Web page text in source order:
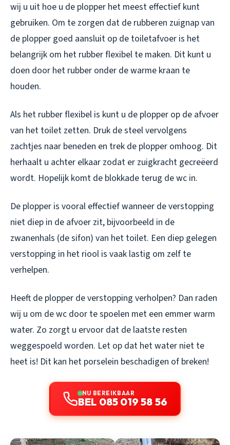
wij u uit hoe u de plopper het meest effectief kunt
gebruiken. Om te zorgen dat de rubberen zuignap van
de plopper goed aansluit op de toiletafvoer is het
belangrijk om het rubber flexibel te maken. Dit kunt u
doen door het rubber onder de warme kraan te
houden.
Als het rubber flexibel is kunt u de plopper op de afvoer
van het toilet zetten. Druk de steel vervolgens
zachtjes naar beneden en trek de plopper omhoog. Dit
herhaalt u achter elkaar zodat er zuigkracht gecreëerd
wordt. Hopelijk komt de blokkade terug de wc in.
De plopper is vooral effectief wanneer de verstopping
niet diep in de afvoer zit, bijvoorbeeld in de
zwanenhals (de sifon) van het toilet. Een diep gelegen
verstopping in het riool is vaak lastig om zelf te
verhelpen.
Heeft de plopper de verstopping verholpen? Dan raden
wij u om de wc door te spoelen met een emmer warm
water. Zo zorgt u ervoor dat de laatste resten
weggespoeld worden. Let op dat het water niet te
heet is! Dit kan het porselein beschadigen of breken!
NU BEREIKBAAR
BEL 085 019 58 56